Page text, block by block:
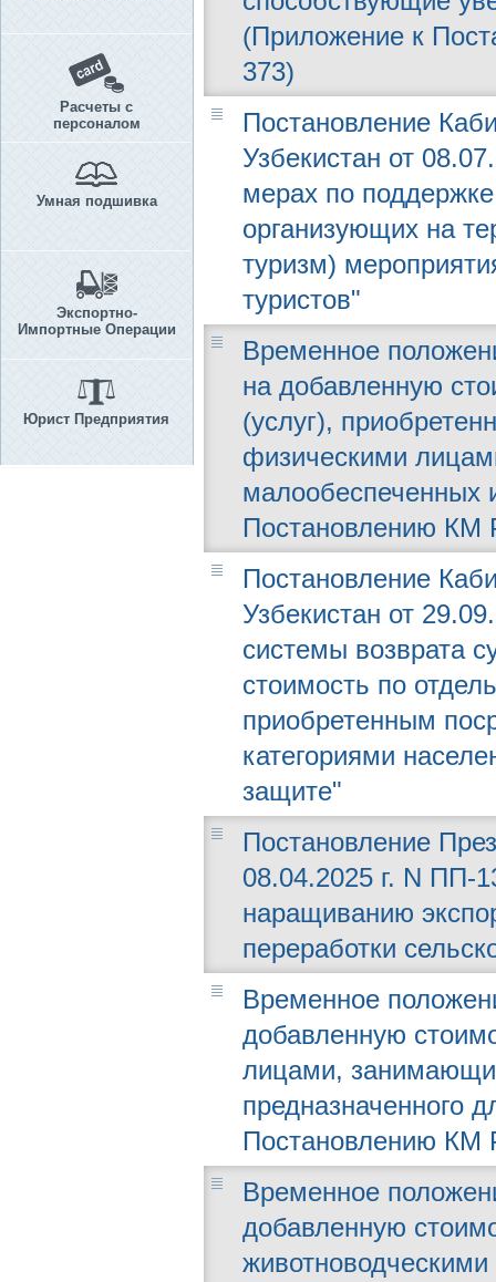
Расчеты с
персоналом
Умная подшивка
Экспортно-
Импортные Операции
Юрист Предприятия
(Приложение к
373)
Постановление
Узбекистан от
мерах по
организующих на
туризм)
туристов"
Временное
на добавленную
(услуг),
физическими
малообеспеченных
Постановлению КМ
Постановление
Узбекистан от
системы возврата
стоимость по
приобретенным
категориями
защите"
Постановление
08.04.2025 г. N ПП-
наращиванию
переработки
Временное
добавленную
лицами,
предназначенного
Постановлению КМ
Временное
добавленную